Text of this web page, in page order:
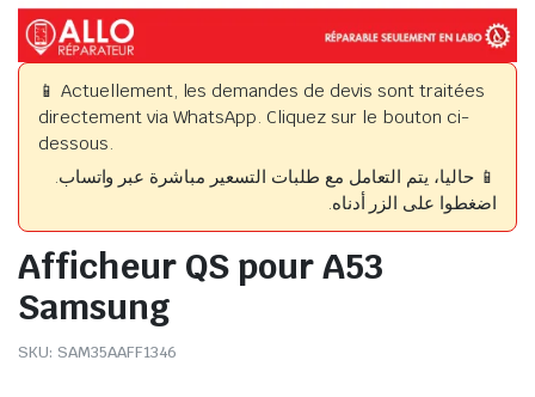
📱 Actuellement, les demandes de devis sont traitées
directement via WhatsApp. Cliquez sur le bouton ci-
dessous.
📱 حاليا، يتم التعامل مع طلبات التسعير مباشرة عبر واتساب.
اضغطوا على الزر أدناه.
Afficheur QS pour A53
Samsung
SKU: SAM35AAFF1346